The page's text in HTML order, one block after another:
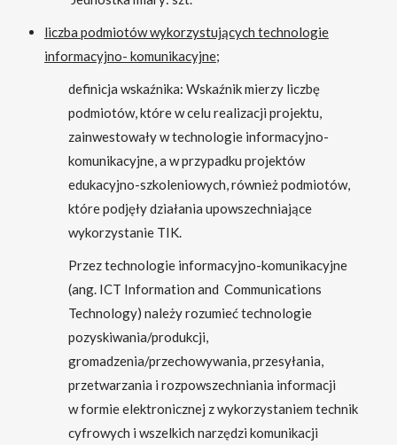
liczba podmiotów wykorzystujących technologie
informacyjno- komunikacyjne;
definicja wskaźnika: Wskaźnik mierzy liczbę
podmiotów, które w celu realizacji projektu,
zainwestowały w technologie informacyjno-
komunikacyjne, a w przypadku projektów
edukacyjno-szkoleniowych, również podmiotów,
które podjęły działania upowszechniające
wykorzystanie TIK.
Przez technologie informacyjno-komunikacyjne
(ang. ICT Information and Communications
Technology) należy rozumieć technologie
pozyskiwania/produkcji,
gromadzenia/przechowywania, przesyłania,
przetwarzania i rozpowszechniania informacji
w formie elektronicznej z wykorzystaniem technik
cyfrowych i wszelkich narzędzi komunikacji